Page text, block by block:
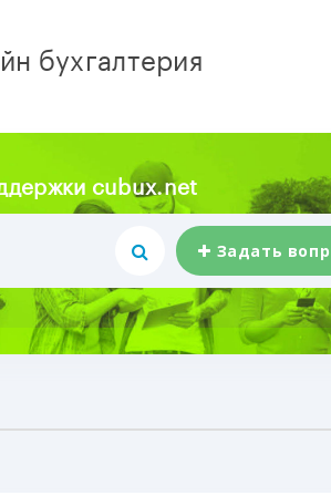
бухгалтерия
cubux.net
Задать